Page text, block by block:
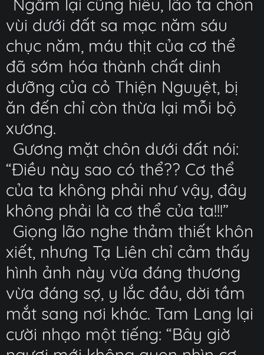
Ngẫm lại cũng hiểu, lão ta chôn
vùi dưới đất sa mạc năm sáu
chục năm, máu thịt của cơ thể
đã sớm hóa thành chất dinh
dưỡng của cỏ Thiện Nguyệt, bị
ăn đến chỉ còn thừa lại mỗi bộ
xương.
Gương mặt chôn dưới đất nói:
“Điều này sao có thể?? Cơ thể
của ta không phải như vậy, đây
không phải là cơ thể của ta!!!”
Giọng lão nghe thảm thiết khôn
xiết, nhưng Tạ Liên chỉ cảm thấy
hình ảnh này vừa đáng thương
vừa đáng sợ, y lắc đầu, dời tầm
mắt sang nơi khác. Tam Lang lại
cười nhạo một tiếng: “Bây giờ